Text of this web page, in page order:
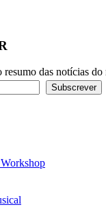
resumo das notícias